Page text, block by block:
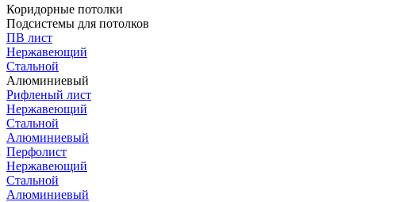
Коридорные потолки
Подсистемы для потолков
ПВ лист
Нержавеющий
Стальной
Алюминиевый
Рифленый лист
Нержавеющий
Стальной
Алюминиевый
Перфолист
Нержавеющий
Стальной
Алюминиевый